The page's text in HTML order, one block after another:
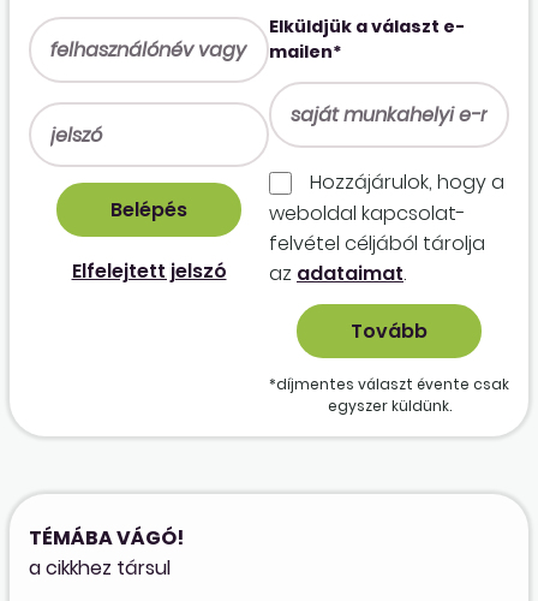
Elfelejtett jelszó
Elküldjük a választ e-
mailen*
Hozzájárulok, hogy a
weboldal kapcso­lat­
felvétel céljából tárolja
az adataimat.
*díjmentes választ évente csak
egyszer küldünk.
TÉMÁBA VÁGÓ!
a cikkhez társul